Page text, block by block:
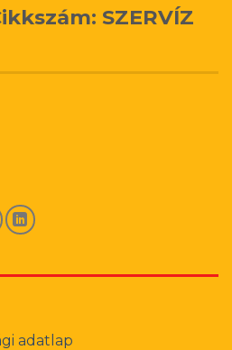
SZERVÍZ
adatlap